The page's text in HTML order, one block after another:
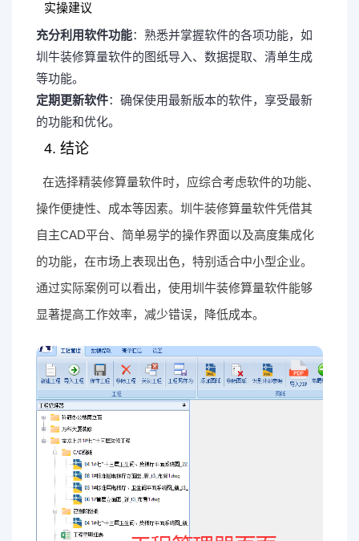
实操建议
充分利用软件功能：熟悉并掌握软件的各项功能，如
圳牛装修算量软件的图纸导入、数据提取、清单生成
等功能。
定期更新软件：确保使用最新版本的软件，享受最新
的功能和优化。
4. 结论
在选择精装修算量软件时，应综合考虑软件的功能、
操作便捷性、成本等因素。圳牛装修算量软件凭借其
自主CAD平台、简单易学的操作界面以及高度集成化
的功能，在市场上表现出色，特别适合中小型企业。
通过实际案例可以看出，使用圳牛装修算量软件能够
显著提高工作效率，减少错误，降低成本。